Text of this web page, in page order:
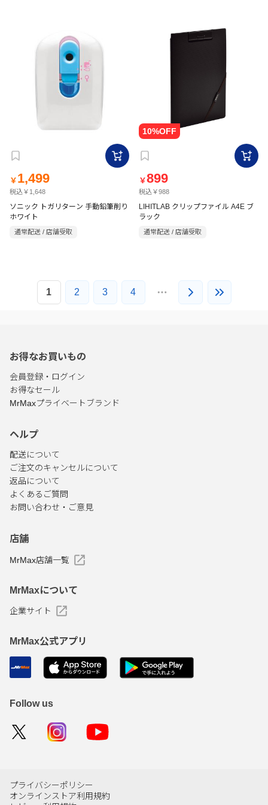
￥ 1,499
税込￥1,648
ソニック トガリターン 手動鉛筆削り
ホワイト
通常配送 / 店舗受取
￥899
税込￥988
LIHITLAB クリップファイル A4E ブ
ラック
通常配送 / 店舗受取
1 2 3 4
お得なお買いもの
会員登録・ログイン
お得なセール
MrMaxプライベートブランド
ヘルプ
配送について
ご注文のキャンセルについて
返品について
よくあるご質問
お問い合わせ・ご意見
店舗
MrMax店舗一覧
MrMaxについて
企業サイト
MrMax公式アプリ
Follow us
プライバシーポリシー
オンラインストア利用規約